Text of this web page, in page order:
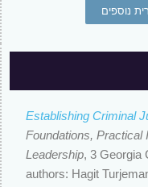
נוספים
Establishing Criminal
Foundations, Practical
Leadership, 3 Georgia
authors: Hagit